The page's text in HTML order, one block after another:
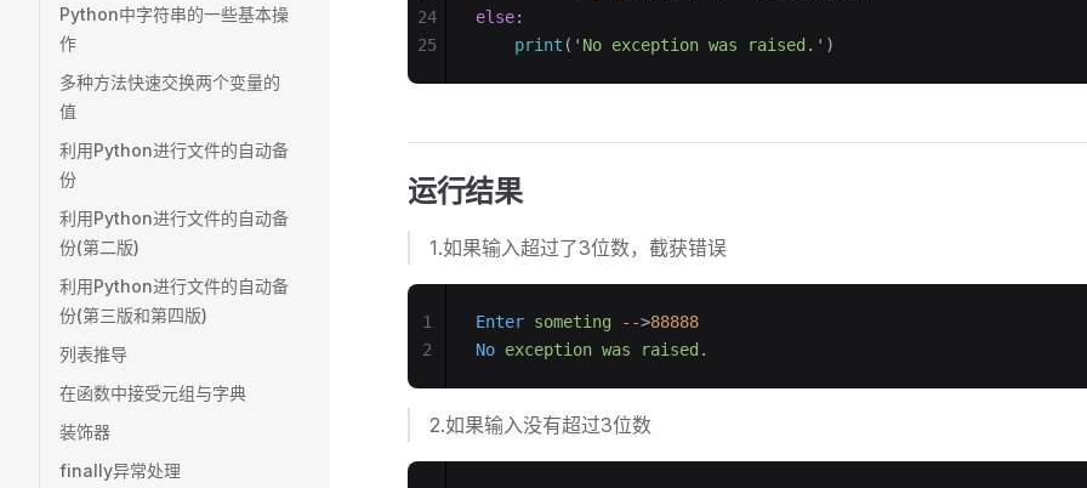
Python中字符串的一些基本操
作
多种方法快速交换两个变量的
值
利用Python进行文件的自动备
份
利用Python进行文件的自动备
份(第二版)
利用Python进行文件的自动备
份(第三版和第四版)
列表推导
在函数中接受元组与字典
装饰器
finally异常处理
else:
    print
( 'No exception was raised.' )
24
25
运行结果
1.如果输入超过了3位数，截获错误
Enter someting -->88888
No exception was raised.
1
2
2.如果输入没有超过3位数